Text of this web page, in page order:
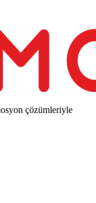
çözümleriyle